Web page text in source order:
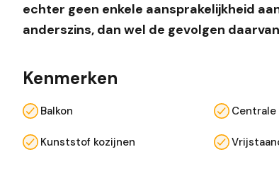
echter geen enkele aansprakelijkheid
anderszins, dan wel de gevolgen
Kenmerken
Balkon Centrale
Kunststof kozijnen